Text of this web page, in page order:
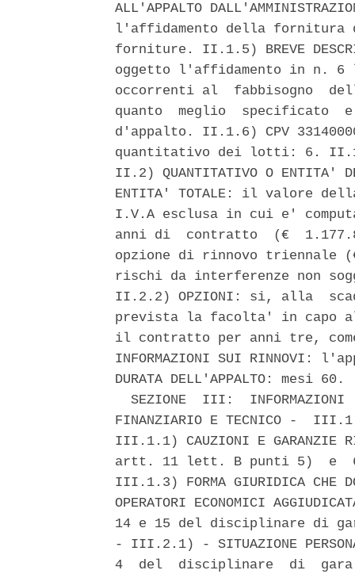
ALL'APPALTO
l'affidamento della fornitura
forniture. II.1.5) BREVE
oggetto l'affidamento in n.
occorrenti al  fabbisogno
quanto  meglio  specificato
d'appalto. II.1.6) CPV
quantitativo dei lotti: 6.
II.2) QUANTITATIVO O ENTITA'
ENTITA' TOTALE: il valore
I.V.A esclusa in cui e'
anni di  contratto  (€
opzione di rinnovo triennale
rischi da interferenze non
II.2.2) OPZIONI: si, alla
prevista la facolta' in capo
il contratto per anni tre,
INFORMAZIONI SUI
DURATA DELL'APPALTO: mesi 60.
SEZIONE  III:  INFORMAZIONI
FINANZIARIO E TECNICO -
III.1.1) CAUZIONI E
artt. 11 lett. B punti 5)  e
III.1.3) FORMA GIURIDICA CHE
OPERATORI ECONOMICI
14 e 15 del disciplinare di
- III.2.1) - SITUAZIONE
4  del  disciplinare  di  gara.